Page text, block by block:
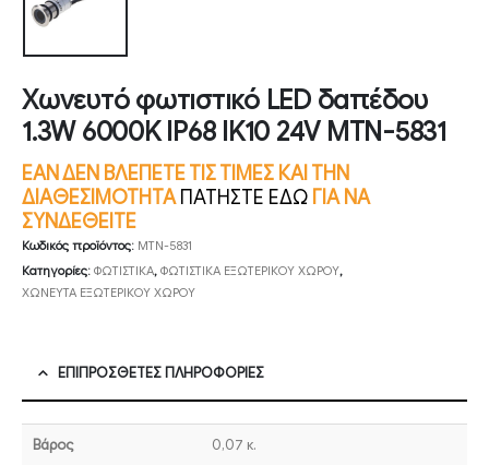
Χωνευτό φωτιστικό LED δαπέδου
1.3W 6000K IP68 IK10 24V MTN-5831
ΕΑΝ ΔΕΝ ΒΛΕΠΕΤΕ ΤΙΣ ΤΙΜΕΣ ΚΑΙ ΤΗΝ
ΔΙΑΘΕΣΙΜΟΤΗΤΑ ΠΑΤΗΣΤΕ ΕΔΩ ΓΙΑ ΝΑ
ΣΥΝΔΕΘΕΙΤΕ
Κωδικός προϊόντος: MTN-5831
Κατηγορίες: ΦΩΤΙΣΤΙΚΑ, ΦΩΤΙΣΤΙΚΑ ΕΞΩΤΕΡΙΚΟΥ ΧΩΡΟΥ,
ΧΩΝΕΥΤΑ ΕΞΩΤΕΡΙΚΟΥ ΧΩΡΟΥ
ΕΠΙΠΡΌΣΘΕΤΕΣ ΠΛΗΡΟΦΟΡΊΕΣ
Βάρος 0,07 κ.